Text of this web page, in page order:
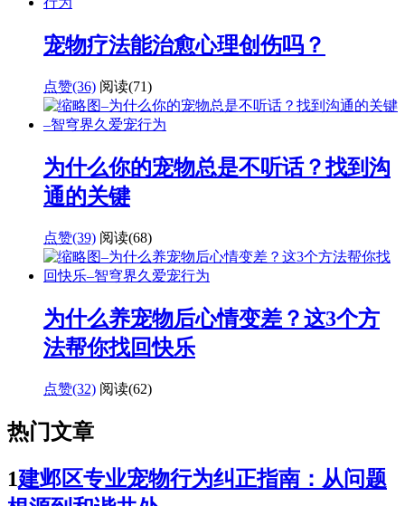
宠物疗法能治愈心理创伤吗？
点赞(36) 阅读(71)
为什么你的宠物总是不听话？找到沟
通的关键
点赞(39) 阅读(68)
为什么养宠物后心情变差？这3个方
法帮你找回快乐
点赞(32) 阅读(62)
热门文章
1建邺区专业宠物行为纠正指南：从问题